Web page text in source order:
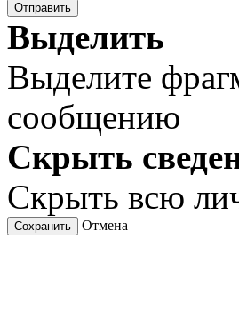
Отправить
Выделить
Выделите
сообщению
Скрыть
Скрыть всю
Сохранить Отмена